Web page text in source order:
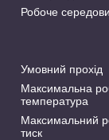
Робоче
Умовний прохід
Максимальна
температура
Максимальний
тиск